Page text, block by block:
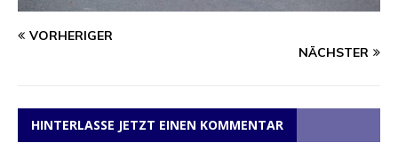
VORHERIGER
NÄCHSTER
HINTERLASSE JETZT EINEN KOMMENTAR